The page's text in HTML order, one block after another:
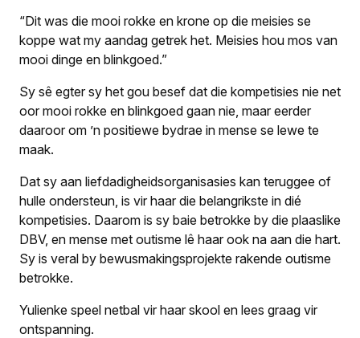
“Dit was die mooi rokke en krone op die meisies se
koppe wat my aandag getrek het. Meisies hou mos van
mooi dinge en blinkgoed.”
Sy sê egter sy het gou besef dat die kompetisies nie net
oor mooi rokke en blinkgoed gaan nie, maar eerder
daaroor om ’n positiewe bydrae in mense se lewe te
maak.
Dat sy aan liefdadigheids­organisasies kan teruggee of
hulle ondersteun, is vir haar die belangrikste in dié
kompetisies. Daarom is sy baie betrokke by die plaaslike
DBV, en mense met outisme lê haar ook na aan die hart.
Sy is veral by bewusmakingsprojekte rakende outisme
betrokke.
Yulienke speel netbal vir haar skool en lees graag vir
ontspanning.